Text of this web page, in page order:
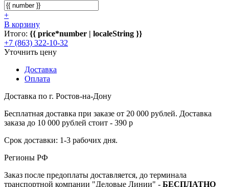
+
В корзину
Итого: {{ price*number | localeString }}
+7 (863) 322-10-32
Уточнить цену
Доставка
Оплата
Доставка по г. Ростов-на-Дону
Бесплатная доставка при заказе от 20 000 рублей. Доставка
заказа до 10 000 рублей стоит - 390 р
Срок доставки: 1-3 рабочих дня.
Регионы РФ
Заказ после предоплаты доставляется, до терминала
транспортной компании "Деловые Линии" - БЕСПЛАТНО